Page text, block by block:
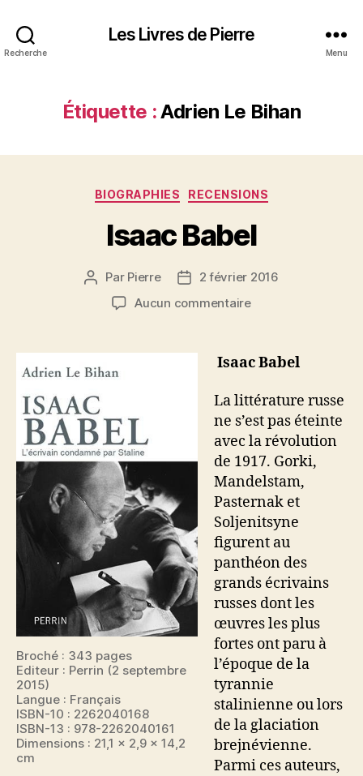
Recherche
Les Livres de Pierre
Menu
Étiquette :Adrien Le Bihan
Catégories
BIOGRAPHIES RECENSIONS
Isaac Babel
Auteur
l’article
Par Pierre
Date2 février 2016
Aucun commentairesur
Broché : 343 pages
Editeur : Perrin (2 septembre
2015)
Langue : Français
ISBN-10 : 2262040168
ISBN-13 : 978-2262040161
Dimensions : 21,1 x 2,9 x 14,2
cm
Isaac Babel
La littérature russe
ne s’est pas éteinte
avec la révolution
de 1917. Gorki,
Mandelstam,
Pasternak et
Soljenitsyne
figurent au
panthéon des
grands écrivains
russes dont les
œuvres les plus
fortes ont paru à
l’époque de la
tyrannie
stalinienne ou lors
de la glaciation
brejnévienne.
Parmi ces auteurs,